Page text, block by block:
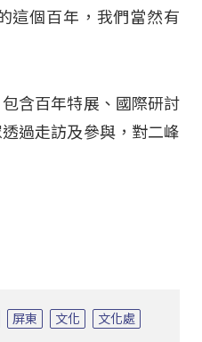
這個百年，我們當然有
含百年特展、國際研討
過走訪及參與，對二峰
屏東 文化 文化處